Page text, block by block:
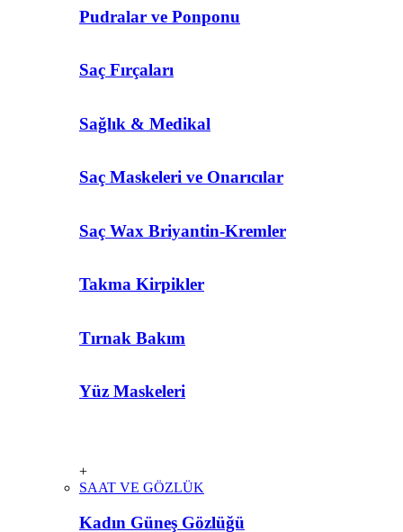
Pudralar ve Ponponu
Saç Fırçaları
Sağlık & Medikal
Saç Maskeleri ve Onarıcılar
Saç Wax Briyantin-Kremler
Takma Kirpikler
Tırnak Bakım
Yüz Maskeleri
+
SAAT VE GÖZLÜK
Kadın Güneş Gözlüğü